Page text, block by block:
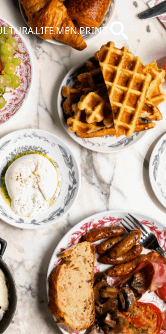
LIFE.MEN.PRINT. Pretraži
Pošalji